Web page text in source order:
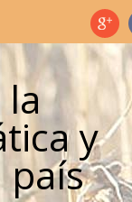
la
y
país